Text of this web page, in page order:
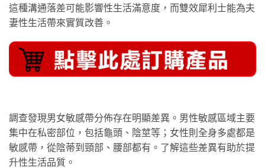
這種溝通落差可能影響性生活滿意度，而雙效犀利士能為夫
妻性生活帶來實質改善。
調查發現男女敏感帶分佈存在明顯差異。男性敏感區域主要
集中在私密部位，包括龜頭、陰莖等；女性則全身多處都是
敏感帶，從陰蒂到頸部、腰部都有。了解這些差異有助於提
升性生活品質。